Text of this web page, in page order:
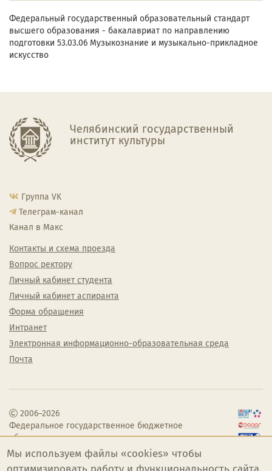
Федеральный государственный образовательный стандарт
высшего образования - бакалавриат по направлению
подготовки 53.03.06 Музыкознание и музыкально-прикладное
искусство
Челябинский государственный
институт культуры
Группа VK
Телеграм-канал
Канал в Макс
Контакты и схема проезда
Вопрос ректору
Личный кабинет студента
Личный кабинет аспиранта
Форма обращения
Интранет
Электронная информационно-образовательная среда
Почта
2006–2026
Федеральное государственное бюджетное
образовательное учреждение высшего
образования «Челябинский государственный
институт культуры»
Мы используем файлы «cookies» чтобы